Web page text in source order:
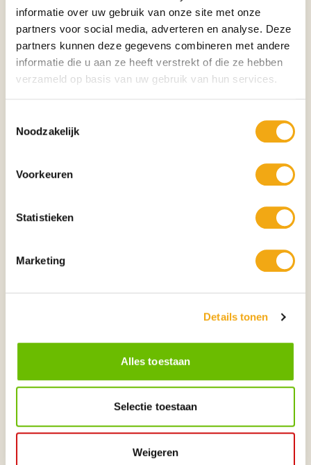
informatie over uw gebruik van onze site met onze
partners voor social media, adverteren en analyse. Deze
partners kunnen deze gegevens combineren met andere
informatie die u aan ze heeft verstrekt of die ze hebben
verzameld op basis van uw gebruik van hun services.
Noodzakelijk
Voorkeuren
Statistieken
Marketing
Details tonen
Alles toestaan
Selectie toestaan
Weigeren
• Bescherming
• Rust
• Waakzaamheid
• Levenswijsheid
rust. Dit bronzen beeld herinnert aan het belang van kennis, intuïtie en
een heldere blik op de wereld.
• Klassieke woonkamers
• Kantoren
• Vitrinekasten
vakmanschap. Dankzij de hoogwaardige kwaliteit van massief brons
behouden deze sculpturen hun schoonheid gedurende generaties. De luxe
verzamelobjecten en exclusieve interieurstukken.
Waarom kiezen voor Kunstuwel.nl?
✅ Zorgvuldig geselecteerde kunstenaars uit binnen- en buitenland